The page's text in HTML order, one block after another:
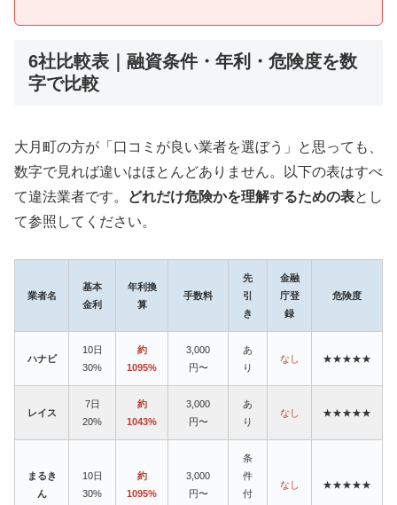
6社比較表｜融資条件・年利・危険度を数
字で比較
大月町の方が「口コミが良い業者を選ぼう」と思っても、
数字で見れば違いはほとんどありません。以下の表はすべ
て違法業者です。
どれだけ危険かを理解するための表とし
て参照してください。
業者名
基本
金利
年利換
算
手数料
先
引
き
金融
庁登
録
危険度
ハナビ
10日
30%
約
1095%
3,000
円〜
あ
り
なし ★★★★★
レイス
7日
20%
約
1043%
3,000
円〜
あ
り
なし ★★★★★
まるき
ん
10日
30%
約
1095%
3,000
円〜
条
件
付
なし ★★★★★